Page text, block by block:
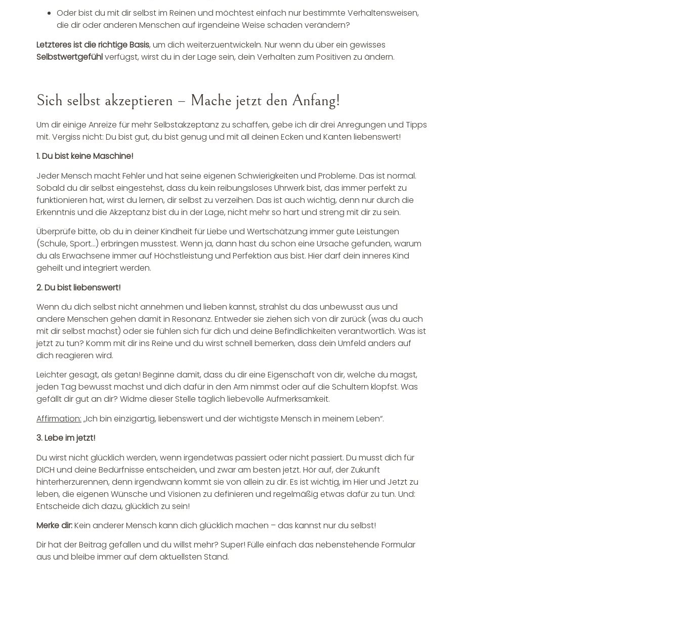
Oder bist du mit dir selbst im Reinen und möchtest einfach nur bestimmte Verhaltensweisen,
die dir oder anderen Menschen auf irgendeine Weise schaden verändern?
Letzteres ist die richtige Basis, um dich weiterzuentwickeln. Nur wenn du über ein gewisses
Selbstwertgefühlverfügst, wirst du in der Lage sein, dein Verhalten zum Positiven zu ändern.
Sich selbst akzeptieren – Mache jetzt den Anfang!
Um dir einige Anreize für mehr Selbstakzeptanz zu schaffen, gebe ich dir drei Anregungen und Tipps
mit. Vergiss nicht: Du bist gut, du bist genug und mit all deinen Ecken und Kanten liebenswert!
1. Du bist keine Maschine!
Jeder Mensch macht Fehler und hat seine eigenen Schwierigkeiten und Probleme. Das ist normal.
Sobald du dir selbst eingestehst, dass du kein reibungsloses Uhrwerk bist, das immer perfekt zu
funktionieren hat, wirst du lernen, dir selbst zu verzeihen. Das ist auch wichtig, denn nur durch die
Erkenntnis und die Akzeptanz bist du in der Lage, nicht mehr so hart und streng mit dir zu sein.
Überprüfe bitte, ob du in deiner Kindheit für Liebe und Wertschätzung immer gute Leistungen
(Schule, Sport…) erbringen musstest. Wenn ja, dann hast du schon eine Ursache gefunden, warum
du als Erwachsene immer auf Höchstleistung und Perfektion aus bist. Hier darf dein inneres Kind
geheilt und integriert werden.
2. Du bist liebenswert!
Wenn du dich selbst nicht annehmen und lieben kannst, strahlst du das unbewusst aus und
andere Menschen gehen damit in Resonanz. Entweder sie ziehen sich von dir zurück (was du auch
mit dir selbst machst) oder sie fühlen sich für dich und deine Befindlichkeiten verantwortlich. Was ist
jetzt zu tun? Komm mit dir ins Reine und du wirst schnell bemerken, dass dein Umfeld anders auf
dich reagieren wird.
Leichter gesagt, als getan! Beginne damit, dass du dir eine Eigenschaft von dir, welche du magst,
jeden Tag bewusst machst und dich dafür in den Arm nimmst oder auf die Schultern klopfst. Was
gefällt dir gut an dir? Widme dieser Stelle täglich liebevolle Aufmerksamkeit.
Affirmation: „Ich bin einzigartig, liebenswert und der wichtigste Mensch in meinem Leben“.
3. Lebe im jetzt!
Du wirst nicht glücklich werden, wenn irgendetwas passiert oder nicht passiert. Du musst dich für
DICH und deine Bedürfnisse entscheiden, und zwar am besten jetzt. Hör auf, der Zukunft
hinterherzurennen, denn irgendwann kommt sie von allein zu dir. Es ist wichtig, im Hier und Jetzt zu
leben, die eigenen Wünsche und Visionen zu definieren und regelmäßig etwas dafür zu tun. Und:
Entscheide dich dazu, glücklich zu sein!
Merke dir:Kein anderer Mensch kann dich glücklich machen – das kannst nur du selbst!
Dir hat der Beitrag gefallen und du willst mehr? Super! Fülle einfach das nebenstehende Formular
aus und bleibe immer auf dem aktuellsten Stand.